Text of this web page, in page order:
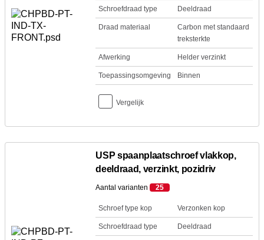
Schroefdraad type Deeldraad
Draad materiaal
Carbon met standaard
treksterkte
Afwerking Helder verzinkt
Toepassingsomgeving Binnen
Vergelijk
USP spaanplaatschroef vlakkop,
deeldraad, verzinkt, pozidriv
Aantal varianten 25
Schroef type kop Verzonken kop
Schroefdraad type Deeldraad